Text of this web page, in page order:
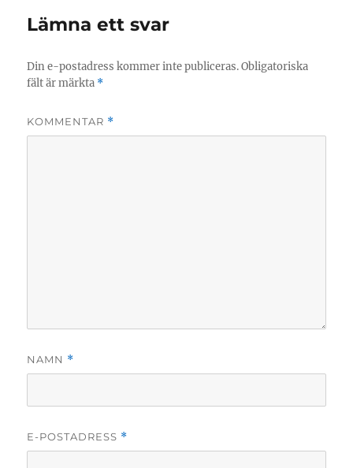
Lämna ett svar
Din e-postadress kommer inte publiceras. Obligatoriska
fält är märkta *
KOMMENTAR *
NAMN *
E-POSTADRESS *